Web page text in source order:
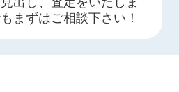
まずはご相談下さい！